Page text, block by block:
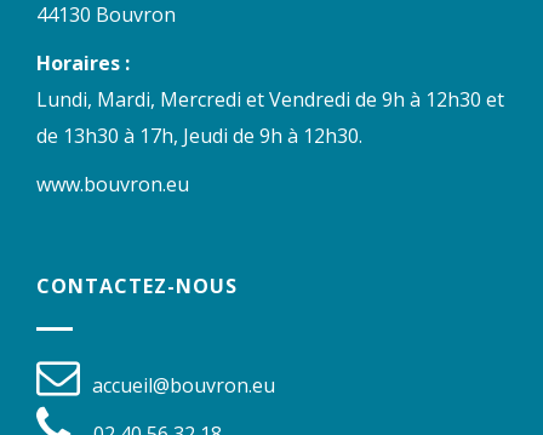
44130 Bouvron
Horaires :
Lundi, Mardi, Mercredi et Vendredi de 9h à 12h30 et
de 13h30 à 17h, Jeudi de 9h à 12h30.
www.bouvron.eu
CONTACTEZ-NOUS
accueil@bouvron.eu